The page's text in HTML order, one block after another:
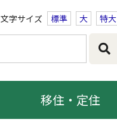
文字サイズ 標準 大 特大
移住・定住